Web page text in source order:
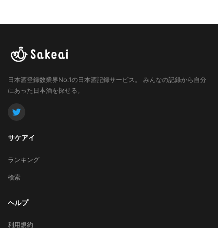
日本酒登録数業界No.1の日本酒記録サービス。
みんなの記録から自分
にあった日本酒を探せる。
サケアイ
ランキング
検索
ヘルプ
利用規約